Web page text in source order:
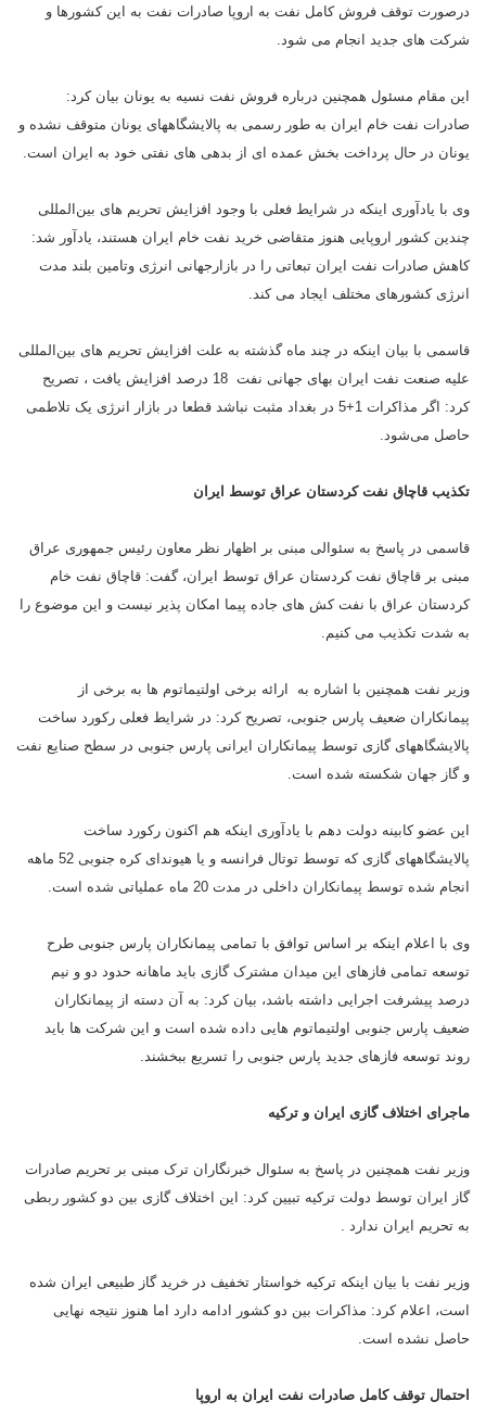
درصورت توقف فروش کامل نفت به اروپا صادرات نفت به این کشورها و
شرکت های جدید انجام می شود.
این مقام مسئول همچنین درباره فروش نفت نسیه به یونان بیان کرد:
صادرات نفت خام ایران به طور رسمی به پالایشگاههای یونان متوقف نشده و
یونان در حال پرداخت بخش عمده ای از بدهی های نفتی خود به ایران است.
وی با یادآوری اینکه در شرایط فعلی با وجود افزایش تحریم های بین‌المللی
چندین کشور اروپایی هنوز متقاضی خرید نفت خام ایران هستند، یادآور شد:
کاهش صادرات نفت ایران تبعاتی را در بازارجهانی انرژی وتامین بلند مدت
انرژی کشورهای مختلف ایجاد می کند.
قاسمی با بیان اینکه در چند ماه گذشته به علت افزایش تحریم های بین‌المللی
علیه صنعت نفت ایران بهای جهانی نفت 18 درصد افزایش یافت ، تصریح
کرد: اگر مذاکرات 1+5 در بغداد مثبت نباشد قطعا در بازار انرژی یک تلاطمی
حاصل می‌شود.
تکذیب قاچاق نفت کردستان عراق توسط ایران
قاسمی در پاسخ به سئوالی مبنی بر اظهار نظر معاون رئیس جمهوری عراق
مبنی بر قاچاق نفت کردستان عراق توسط ایران، گفت: قاچاق نفت خام
کردستان عراق با نفت کش های جاده پیما امکان پذیر نیست و این موضوع را
به شدت تکذیب می کنیم.
وزیر نفت همچنین با اشاره به ارائه برخی اولتیماتوم ها به برخی از
پیمانکاران ضعیف پارس جنوبی، تصریح کرد: در شرایط فعلی رکورد ساخت
پالایشگاههای گازی توسط پیمانکاران ایرانی پارس جنوبی در سطح صنایع نفت
و گاز جهان شکسته شده است.
این عضو کابینه دولت دهم با یادآوری اینکه هم اکنون رکورد ساخت
پالایشگاههای گازی که توسط توتال فرانسه و یا هیوندای کره جنوبی 52 ماهه
انجام شده توسط پیمانکاران داخلی در مدت 20 ماه عملیاتی شده است.
وی با اعلام اینکه بر اساس توافق با تمامی پیمانکاران پارس جنوبی طرح
توسعه تمامی فازهای این میدان مشترک گازی باید ماهانه حدود دو و نیم
درصد پیشرفت اجرایی داشته باشد، بیان کرد: به آن دسته از پیمانکاران
ضعیف پارس جنوبی اولتیماتوم هایی داده شده است و این شرکت ها باید
روند توسعه فازهای جدید پارس جنوبی را تسریع ببخشند.
ماجرای اختلاف گازی ایران و ترکیه
وزیر نفت همچنین در پاسخ به سئوال خبرنگاران ترک مبنی بر تحریم صادرات
گاز ایران توسط دولت ترکیه تبیین کرد: این اختلاف گازی بین دو کشور ربطی
به تحریم ایران ندارد .
وزیر نفت با بیان اینکه ترکیه خواستار تخفیف در خرید گاز طبیعی ایران شده
است، اعلام کرد: مذاکرات بین دو کشور ادامه دارد اما هنوز نتیجه نهایی
حاصل نشده است.
احتمال توقف کامل صادرات نفت ایران به اروپا